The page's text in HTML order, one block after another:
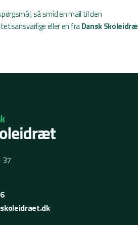
så smid en mail til den
eller en fraDansk
37